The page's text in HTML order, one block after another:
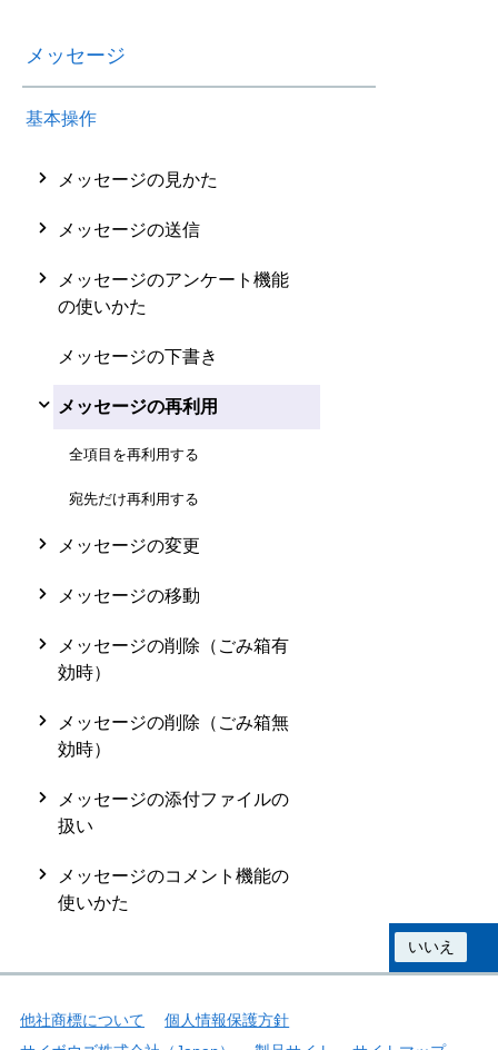
メッセージ
基本操作
メッセージの見かた
メッセージの送信
メッセージのアンケート機能
の使いかた
メッセージの下書き
メッセージの再利用
全項目を再利用する
宛先だけ再利用する
メッセージの変更
メッセージの移動
メッセージの削除（ごみ箱有
効時）
メッセージの削除（ごみ箱無
効時）
メッセージの添付ファイルの
扱い
メッセージのコメント機能の
使いかた
いいえ
他社商標について
個人情報保護方針